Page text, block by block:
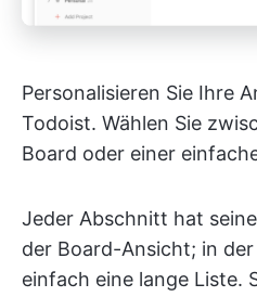
Personalisieren Sie Ihre
Todoist. Wählen Sie
Board oder einer
Jeder Abschnitt hat
der Board-Ansicht; in
einfach eine lange Liste.